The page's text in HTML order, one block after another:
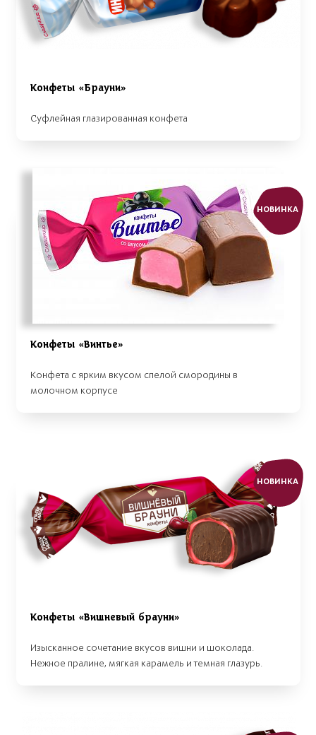
Конфеты «Брауни»
Суфлейная глазированная конфета
НОВИНКА
Конфеты «Винтье»
Конфета с ярким вкусом спелой смородины в
молочном корпусе
НОВИНКА
Конфеты «Вишневый брауни»
Изысканное сочетание вкусов вишни и шоколада.
Нежное пралине, мягкая карамель и темная глазурь.